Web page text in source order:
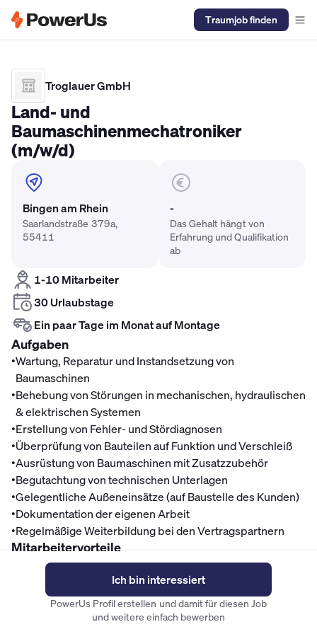
Traumjob finden
Troglauer GmbH
Land- und
Baumaschinenmechatroniker
(m/w/d)
Bingen am Rhein
Saarlandstraße 379a,
55411
-
Das Gehalt hängt von
Erfahrung und Qualifikation
ab
1-10 Mitarbeiter
30 Urlaubstage
Ein paar Tage im Monat auf Montage
Aufgaben
•Wartung, Reparatur und Instandsetzung von
Baumaschinen
•Behebung von Störungen in mechanischen, hydraulischen
& elektrischen Systemen
•Erstellung von Fehler- und Stördiagnosen
•Überprüfung von Bauteilen auf Funktion und Verschleiß
•Ausrüstung von Baumaschinen mit Zusatzzubehör
•Begutachtung von technischen Unterlagen
•Gelegentliche Außeneinsätze (auf Baustelle des Kunden)
•Dokumentation der eigenen Arbeit
•Regelmäßige Weiterbildung bei den Vertragspartnern
Mitarbeitervorteile
Fahrradleasing
Betriebliche Altersvorsorge
Ich bin interessiert
PowerUs Profil erstellen und damit für diesen Job
und weitere einfach bewerben